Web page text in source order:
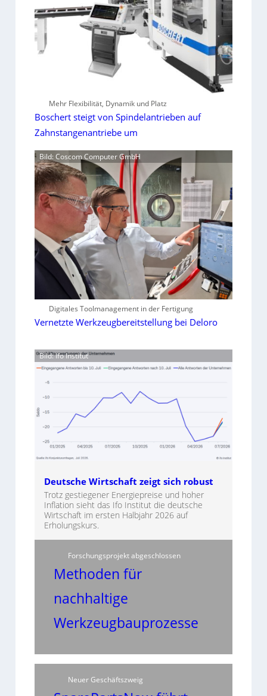
Mehr Flexibilität, Dynamik und Platz
Boschert steigt von Spindelantrieben auf
Zahnstangenantriebe um
Bild: Coscom Computer GmbH
Digitales Toolmanagement in der Fertigung
Vernetzte Werkzeugbereitstellung bei Deloro
Bild: Ifo Institut
Deutsche Wirtschaft zeigt sich robust
Trotz gestiegener Energiepreise und hoher
Inflation sieht das Ifo Institut die deutsche
Wirtschaft im ersten Halbjahr 2026 auf
Erholungskurs.
Forschungsprojekt abgeschlossen
Methoden für
nachhaltige
Werkzeugbauprozesse
Neuer Geschäftszweig